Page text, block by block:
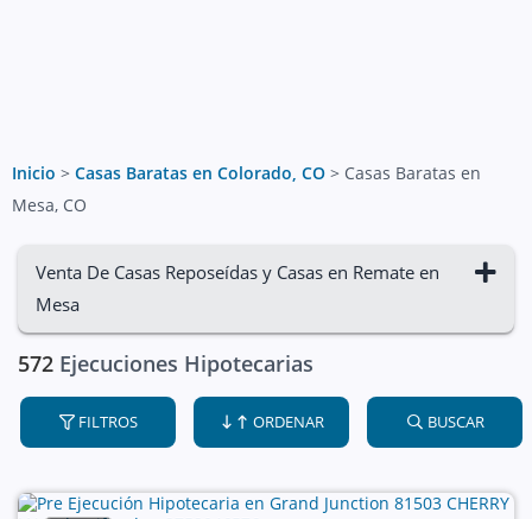
Inicio > Casas Baratas en Colorado, CO > Casas Baratas en
Mesa, CO
Venta De Casas Reposeídas y Casas en Remate en
Mesa
572 Ejecuciones Hipotecarias
FILTROS ORDENAR BUSCAR